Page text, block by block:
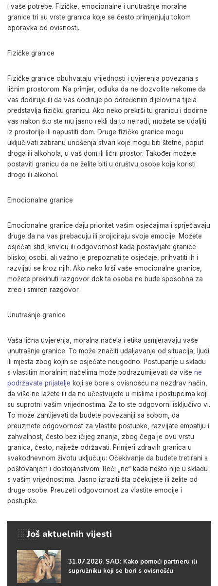
i vaše potrebe. Fizičke, emocionalne i unutrašnje moralne
granice tri su vrste granica koje se često primjenjuju tokom
oporavka od ovisnosti.
Fizičke granice
Fizičke granice obuhvataju vrijednosti i uvjerenja povezana s
ličnim prostorom. Na primjer, odluka da ne dozvolite nekome da
vas dodiruje ili da vas dodiruje po određenim dijelovima tijela
predstavlja fizičku granicu. Ako neko prekrši tu granicu i dodirne
vas nakon što ste mu jasno rekli da to ne radi, možete se udaljiti
iz prostorije ili napustiti dom. Druge fizičke granice mogu
uključivati zabranu unošenja stvari koje mogu biti štetne, poput
droga ili alkohola, u vaš dom ili lični prostor. Također možete
postaviti granicu da ne želite biti u društvu osobe koja koristi
droge ili alkohol.
Emocionalne granice
Emocionalne granice daju prioritet vašim osjećajima i sprječavaju
druge da na vas prebacuju ili projiciraju svoje emocije. Možete
osjećati stid, krivicu ili odgovornost kada postavljate granice
bliskoj osobi, ali važno je prepoznati te osjećaje, prihvatiti ih i
razvijati se kroz njih. Ako neko krši vaše emocionalne granice,
možete prekinuti razgovor dok ta osoba ne bude sposobna za
zreo i smiren razgovor.
Unutrašnje granice
Vaša lična uvjerenja, moralna načela i etika usmjeravaju vaše
unutrašnje granice. To može značiti udaljavanje od situacija, ljudi
ili mjesta zbog kojih se osjećate neugodno. Postupanje u skladu
s vlastitim moralnim načelima može podrazumijevati da više ne
podržavate prijatelje koji se bore s ovisnošću na nezdrav način,
da više ne lažete ili da ne učestvujete u mislima i postupcima koji
su suprotni vašim vrijednostima. Za to ste odgovorni isključivo vi.
To može zahtijevati da budete povezaniji sa sobom, da
preuzmete odgovornost za vlastite postupke, razvijate empatiju i
zahvalnost, često bez ičijeg znanja, zbog čega je ovu vrstu
granica, često, najteže održavati. Primjeri zdravih granica u
svakodnevnom životu uključuju: Očekivanje da budete tretirani s
poštovanjem i dostojanstvom. Reći „ne“ kada nešto nije u skladu
s vašim vrijednostima. Jasno izraziti šta očekujete ili želite od
druge osobe. Preuzeti odgovornost za vlastite emocije i
postupke.
Još aktuelnih vijesti
31.07.2026. SAD: Kako pomoći partneru ili
supružniku koji se bori s ovisnošću